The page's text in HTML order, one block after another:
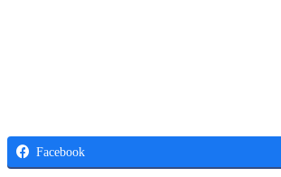
Facebook